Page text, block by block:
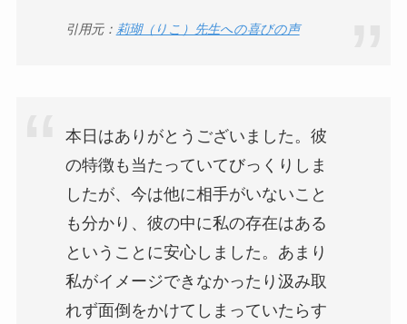
引用元： 莉瑚（りこ）先生への喜びの声
本日はありがとうございました。彼
の特徴も当たっていてびっくりしま
したが、今は他に相手がいないこと
も分かり、彼の中に私の存在はある
ということに安心しました。あまり
私がイメージできなかったり汲み取
れず面倒をかけてしまっていたらす